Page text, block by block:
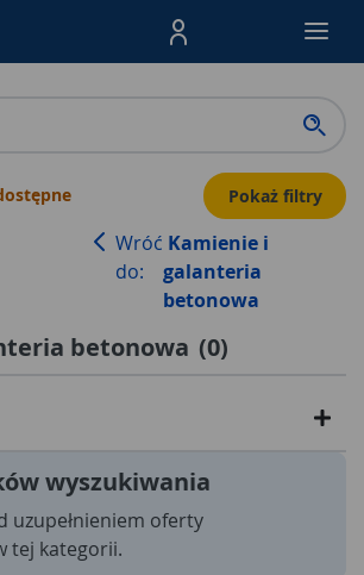
Menu Produktów,
Pokaż filtry
Wróć
do:
Kamienie i
galanteria
betonowa
betonowa (0)
wyszukiwania
uzupełnieniem oferty
tej kategorii.